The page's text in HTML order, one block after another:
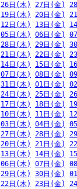
26日(木) 27日(金)
19日(木) 20日(金)
12日(木) 13日(金)
05日(木) 06日(金)
28日(木) 29日(金)
21日(木) 22日(金)
14日(木) 15日(金)
07日(木) 08日(金)
31日(木) 01日(金)
24日(木) 25日(金)
17日(木) 18日(金)
10日(木) 11日(金)
03日(木) 04日(金)
27日(木) 28日(金)
20日(木) 21日(金)
13日(木) 14日(金)
06日(木) 07日(金)
29日(木) 30日(金)
22日(木) 23日(金)